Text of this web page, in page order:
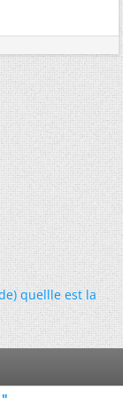
quellle est la